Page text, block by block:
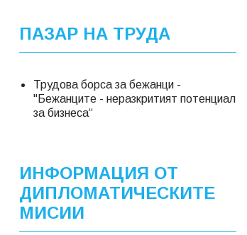
ПАЗАР НА ТРУДА
Трудова борса за бежанци -
"Бежанците - неразкритият потенциал
за бизнеса“
ИНФОРМАЦИЯ ОТ
ДИПЛОМАТИЧЕСКИТЕ
МИСИИ